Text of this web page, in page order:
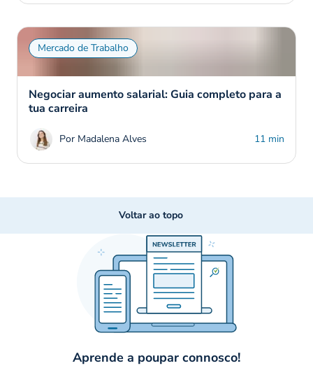
Mercado de Trabalho
Negociar aumento salarial: Guia completo para a
tua carreira
Por Madalena Alves 11 min
Voltar ao topo
Aprende a poupar connosco!